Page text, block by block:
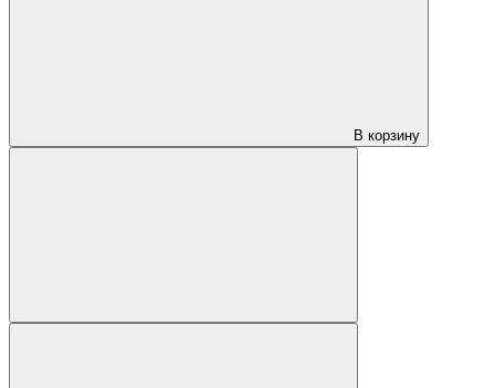
В корзину